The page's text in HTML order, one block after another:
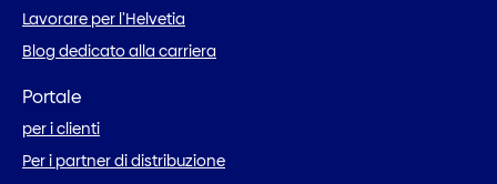
Lavorare per l’Helvetia
Blog dedicato alla carriera
Portale
per i clienti
Per i partner di distribuzione